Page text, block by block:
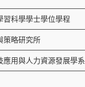
習科學學士學位學程
策略研究所
應用與人力資源發展學系